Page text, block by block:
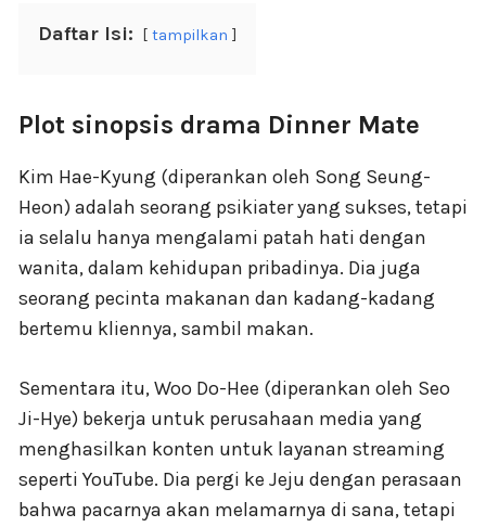
Daftar Isi: tampilkan
Plot sinopsis drama Dinner Mate
Kim Hae-Kyung (diperankan oleh Song Seung-
Heon) adalah seorang psikiater yang sukses, tetapi
ia selalu hanya mengalami patah hati dengan
wanita, dalam kehidupan pribadinya. Dia juga
seorang pecinta makanan dan kadang-kadang
bertemu kliennya, sambil makan.
Sementara itu, Woo Do-Hee (diperankan oleh Seo
Ji-Hye) bekerja untuk perusahaan media yang
menghasilkan konten untuk layanan streaming
seperti YouTube. Dia pergi ke Jeju dengan perasaan
bahwa pacarnya akan melamarnya di sana, tetapi